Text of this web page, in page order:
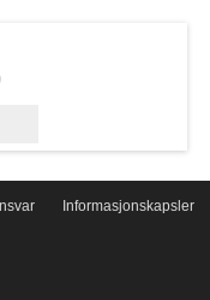
Informasjonskapsler